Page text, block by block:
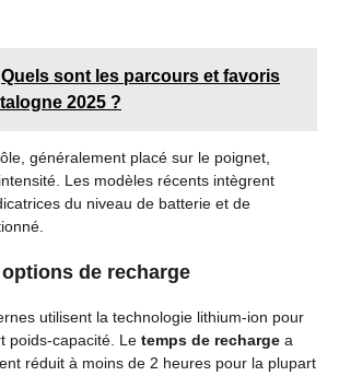
Quels sont les parcours et favoris
2025 ?
généralement placé sur le poignet,
Les modèles récents intègrent
du niveau de batterie et de
de recharge
utilisent la technologie lithium-ion pour
poids-capacité. Le temps de recharge a
réduit à moins de 2 heures pour la plupart